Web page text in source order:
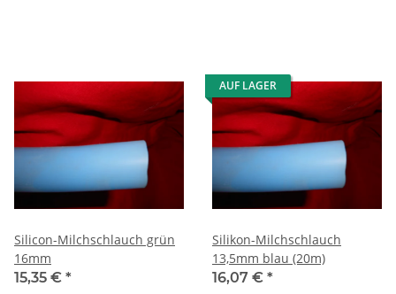
Silicon-Milchschlauch grün
16mm
15,35 € *
AUF LAGER
Silikon-Milchschlauch
13,5mm blau (20m)
16,07 € *